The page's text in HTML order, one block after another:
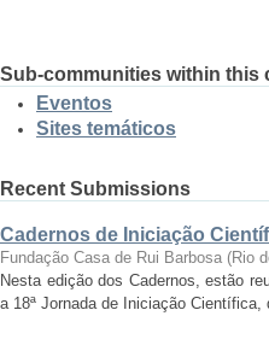
Sub-communities within this
Eventos
Sites temáticos
Recent Submissions
Cadernos de Iniciação
Fundação Casa de Rui Barbosa (Rio
Nesta edição dos Cadernos, estão
a 18ª Jornada de Iniciação